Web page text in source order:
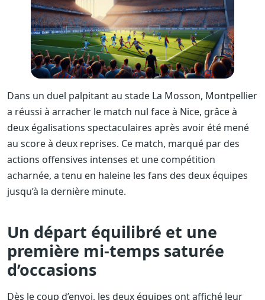
Dans un duel palpitant au stade La Mosson, Montpellier
a réussi à arracher le match nul face à Nice, grâce à
deux égalisations spectaculaires après avoir été mené
au score à deux reprises. Ce match, marqué par des
actions offensives intenses et une compétition
acharnée, a tenu en haleine les fans des deux équipes
jusqu’à la dernière minute.
Un départ équilibré et une
première mi-temps saturée
d’occasions
Dès le coup d’envoi, les deux équipes ont affiché leur